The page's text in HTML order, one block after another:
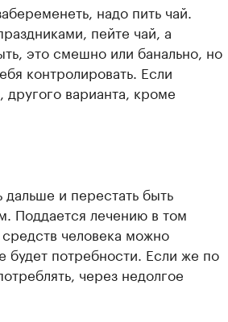
надо пить чай.
пейте чай, а
это смешно или банально, но
контролировать. Если
другого варианта, кроме
и перестать быть
Поддается лечению в том
человека можно
будет потребности. Если же по
через недолгое